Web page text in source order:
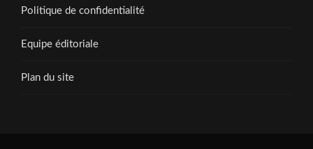
Politique de confidentialité
Equipe éditoriale
Plan du site